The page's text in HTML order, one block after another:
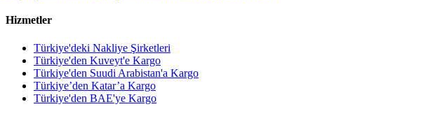
Hizmetler
Türkiye'deki Nakliye Şirketleri
Türkiye'den Kuveyt'e Kargo
Türkiye'den Suudi Arabistan'a Kargo
Türkiye’den Katar’a Kargo
Türkiye'den BAE'ye Kargo